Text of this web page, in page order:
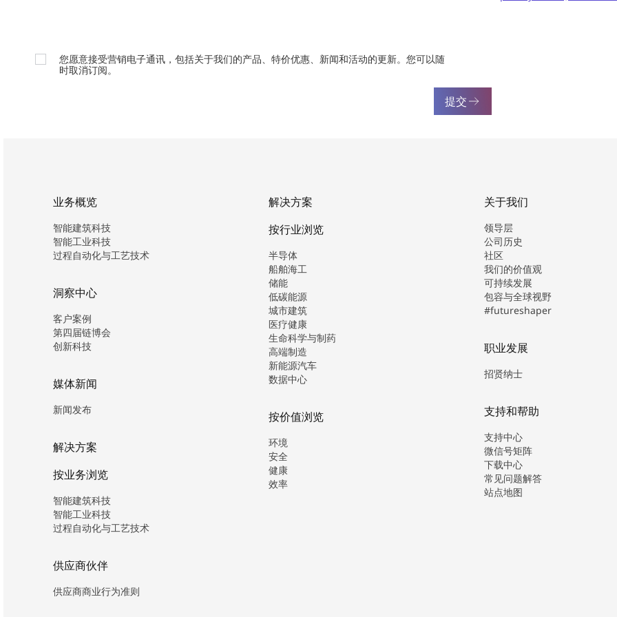
您愿意接受营销电子通讯，包括关于我们的产品、特价优惠、新闻和活动的更新。您可以随
时取消订阅。
提交
业务概览
智能建筑科技
智能工业科技
过程自动化与工艺技术
洞察中心
客户案例
第四届链博会
创新科技
媒体新闻
新闻发布
解决方案
按业务浏览
智能建筑科技
智能工业科技
过程自动化与工艺技术
供应商伙伴
供应商商业行为准则
解决方案
按行业浏览
半导体
船舶海工
储能
低碳能源
城市建筑
医疗健康
生命科学与制药
高端制造
新能源汽车
数据中心
按价值浏览
环境
安全
健康
效率
关于我们
领导层
公司历史
社区
我们的价值观
可持续发展
包容与全球视野
#futureshaper
职业发展
招贤纳士
支持和帮助
支持中心
微信号矩阵
下载中心
常见问题解答
站点地图